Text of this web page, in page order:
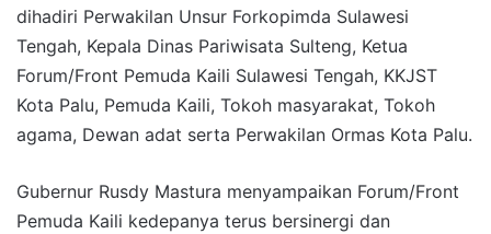
dihadiri Perwakilan Unsur Forkopimda Sulawesi
Tengah, Kepala Dinas Pariwisata Sulteng, Ketua
Forum/Front Pemuda Kaili Sulawesi Tengah, KKJST
Kota Palu, Pemuda Kaili, Tokoh masyarakat, Tokoh
agama, Dewan adat serta Perwakilan Ormas Kota Palu.
Gubernur Rusdy Mastura menyampaikan Forum/Front
Pemuda Kaili kedepanya terus bersinergi dan